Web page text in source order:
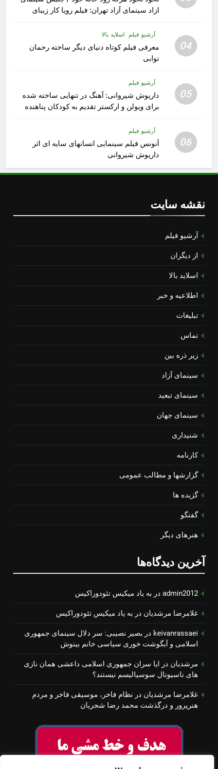
ازاد سینمای آزاد تهران: فیلم رویا کار زیبای
04
آرشیو فیلم اسلاید بالا
معرفی فیلم کوتاه دنیای دیگر ساخته رحمان
توابی
05
آرشیو فیلم
داریوش شیروانی: آهنگ در تنهایی ساخته شده
برای ویولن و ارکستر تقدیم به کودکان پناهنده
06
آرشیو فیلم
آنونس فیلم سینمایی انسانهای سایه ای اثر
داریوش شیروانی
نقشه سایت
آرشیو فیلم
از دیگران
اسلاید بالا
اطلاعیه و خبر
تبلیغات
تماس
زیر ذره بین
سینمای آزاد
سینمای تبعید
سینمای جهان
شنیداری
کارنامه
گزارشها و مطالب عمومی
گزیده ها
گفتگو
هنرهای دیگر
آخرین دیدگاه‌ها
admin2012 در به یاد میكیس تئودوراكیس
غلامرضا مرشدیان در به یاد میكیس تئودوراكیس
keivanrassaei در بصیر نصیبی: سر دلال سینمای جمهوری
اسلامی و آبگوشت خوری سیاسی خانم بینوش
مرشدیان در ایا سران جمهوری اسلامی داعشی همان نازی
های ناسیونال سوسیالیسم نیستند؟
غلامرضا مرشدیان در نظام فاخر، موسیقی فاخر و مردم
هنرپرور و درگذشت محمد رضا شجریان